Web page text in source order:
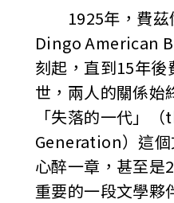
1925年，費茲
Dingo American
刻起，直到15年
世，兩人的關係始
「失落的一代」
Generation）這個
心醉一章，甚至是
重要的一段文學夥